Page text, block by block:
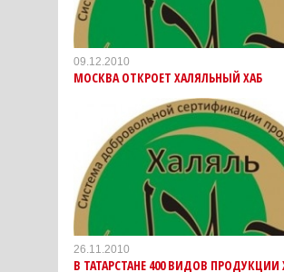
09.12.2010
МОСКВА ОТКРОЕТ ХАЛЯЛЬНЫЙ ХАБ
26.11.2010
В ТАТАРСТАНЕ 400 ВИДОВ ПРОДУКЦИИ